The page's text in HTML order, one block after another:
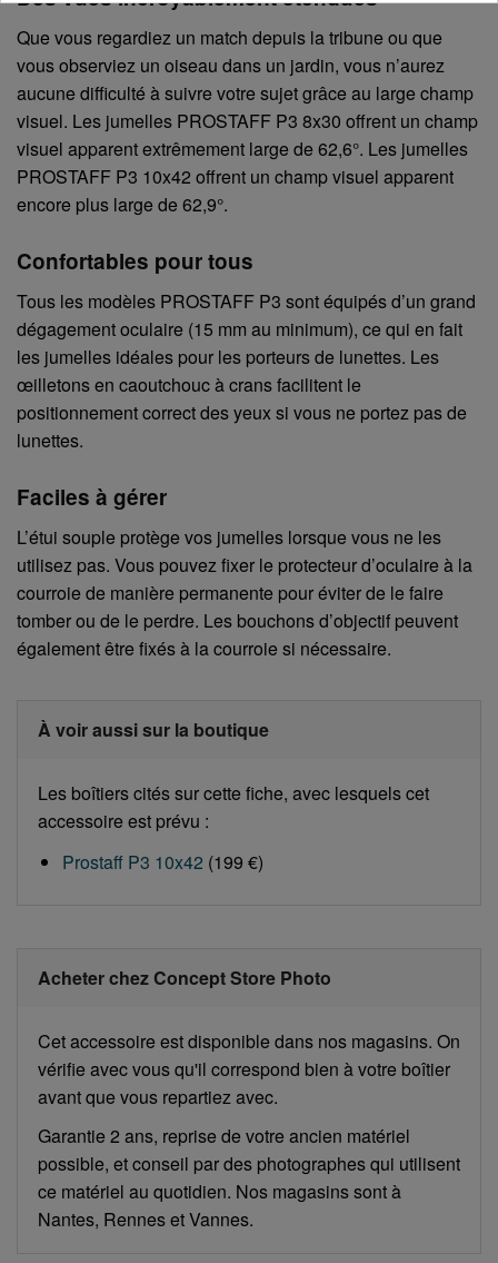
Que vous regardiez un match depuis la tribune ou que
vous observiez un oiseau dans un jardin, vous n’aurez
aucune difficulté à suivre votre sujet grâce au large champ
visuel. Les jumelles PROSTAFF P3 8x30 offrent un champ
visuel apparent extrêmement large de 62,6°. Les jumelles
PROSTAFF P3 10x42 offrent un champ visuel apparent
encore plus large de 62,9°.
Confortables pour tous
Tous les modèles PROSTAFF P3 sont équipés d’un grand
dégagement oculaire (15 mm au minimum), ce qui en fait
les jumelles idéales pour les porteurs de lunettes. Les
œilletons en caoutchouc à crans facilitent le
positionnement correct des yeux si vous ne portez pas de
lunettes.
Faciles à gérer
L’étui souple protège vos jumelles lorsque vous ne les
utilisez pas. Vous pouvez fixer le protecteur d’oculaire à la
courroie de manière permanente pour éviter de le faire
tomber ou de le perdre. Les bouchons d’objectif peuvent
également être fixés à la courroie si nécessaire.
À voir aussi sur la boutique
Les boîtiers cités sur cette fiche, avec lesquels cet
accessoire est prévu :
Prostaff P3 10x42 (199 €)
Acheter chez Concept Store Photo
Cet accessoire est disponible dans nos magasins. On
vérifie avec vous qu'il correspond bien à votre boîtier
avant que vous repartiez avec.
Garantie 2 ans, reprise de votre ancien matériel
possible, et conseil par des photographes qui utilisent
ce matériel au quotidien. Nos magasins sont à
Nantes, Rennes et Vannes.